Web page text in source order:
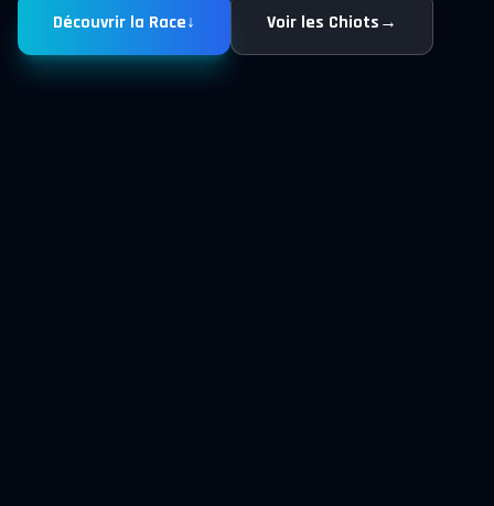
Découvrir la Race↓ Voir les Chiots→